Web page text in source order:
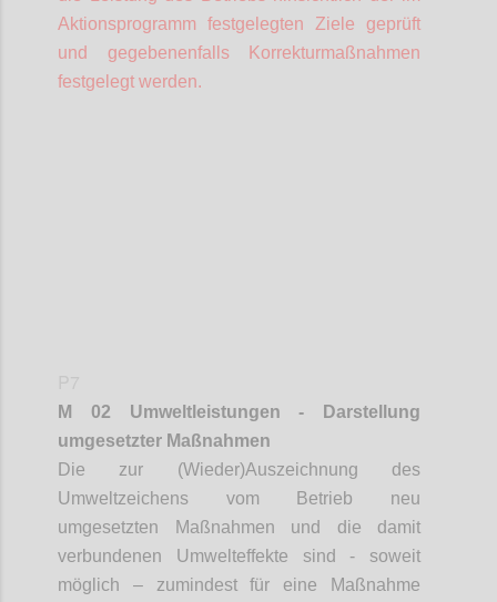
Aktionsprogramm festgelegten Ziele geprüft
und gegebenenfalls Korrekturmaßnahmen
festgelegt werden.
M 02 Umweltleistungen - Darstellung
umgesetzter Maßnahmen
Die zur (Wieder)Auszeichnung des
Umweltzeichens vom Betrieb neu
umgesetzten Maßnahmen und die damit
verbundenen Umwelteffekte sind - soweit
möglich – zumindest für eine Maßnahme